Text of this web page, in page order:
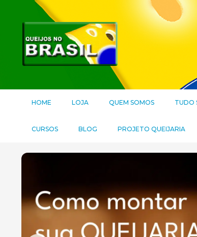
HOME LOJA QUEM SOMOS TUDO
CURSOS BLOG PROJETO QUEIJARIA